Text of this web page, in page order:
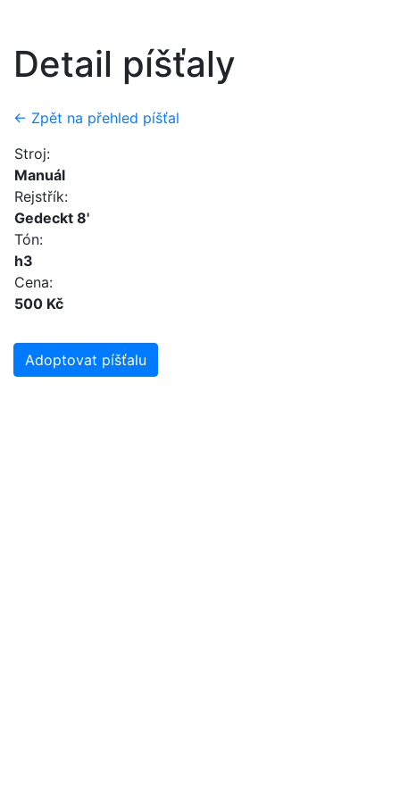
Detail píšťaly
← Zpět na přehled píšťal
Stroj:
Manuál
Rejstřík:
Gedeckt 8'
Tón:
h3
Cena:
500 Kč
Adoptovat píšťalu